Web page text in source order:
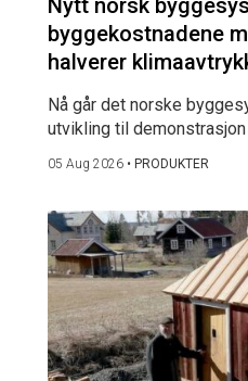
Nytt norsk
byggekostnadene
halverer
Nå går det norske
utvikling til
05 Aug 2026 • PRODUKTER